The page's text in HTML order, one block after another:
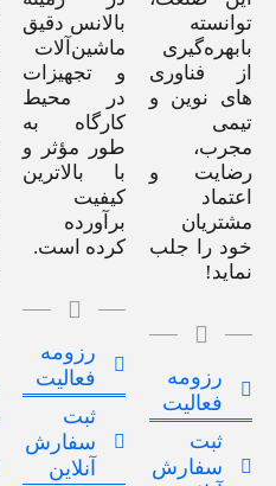
توانسته
بابهره‌گیری
از فناوری
های نوین و
تیمی
مجرب،
رضایت و
اعتماد
مشتریان
خود را جلب
نماید!
رزومه
فعالیت
ثبت
سفارش
بالانس دقیق
ماشین‌آلات
و تجهیزات
در محیط
کارگاه به
طور مؤثر و
با بالاترین
کیفیت
برآورده
کرده است.
رزومه
فعالیت
ثبت
سفارش
آنلاین